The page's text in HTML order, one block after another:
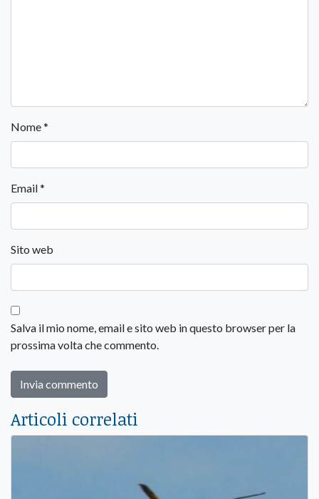
Nome*
Email*
Sito web
Salva il mio nome, email e sito web in questo browser per la
prossima volta che commento.
Articoli correlati